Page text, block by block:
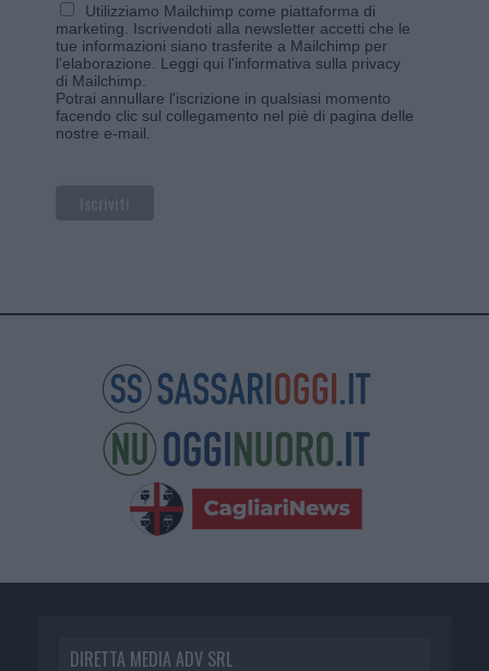
Utilizziamo Mailchimp come piattaforma di
marketing. Iscrivendoti alla newsletter accetti che le
tue informazioni siano trasferite a Mailchimp per
l'elaborazione. Leggi qui l'informativa sulla privacy
di Mailchimp
Potrai annullare l'iscrizione in qualsiasi momento
facendo clic sul collegamento nel piè di pagina delle
nostre e-mail.
DIRETTA MEDIA ADV SRL